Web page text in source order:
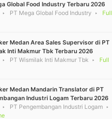
Global Food Industry Terbaru 2026
PT Mega Global Food Industry
Full
Medan Area Sales Supervisor di PT
Inti Makmur Tbk Terbaru 2026
PT Wismilak Inti Makmur Tbk
Full
Medan Mandarin Translator di PT
Industri Logam Terbaru 2026
PT Pengembangan Industri Logam